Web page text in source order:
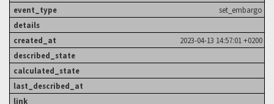
set_embargo
2023-04-13 14:57:01 +0200